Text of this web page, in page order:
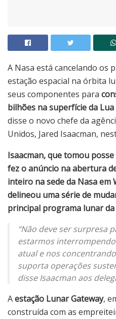
A Nasa está cancelando os
estação espacial na órbita
seus componentes para
bilhões na superfície da Lua
disse o novo chefe da
Unidos, Jared Isaacman,
Isaacman, que tomou
fez o anúncio na abertura
inteiro na sede da Nasa em
delineou uma série de
principal programa lunar da
“Não deve ser surpresa
estarmos
atual e nos
suporta operações
disse Isaacman aos
Aestação Lunar Gateway,
construída com as